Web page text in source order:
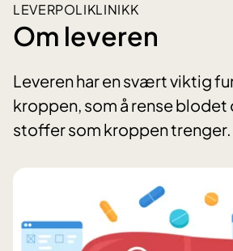
LEVERPOLIKLINIKK
Om leveren
Leveren har en svært viktig
kroppen, som å rense blodet
stoffer som kroppen trenger.